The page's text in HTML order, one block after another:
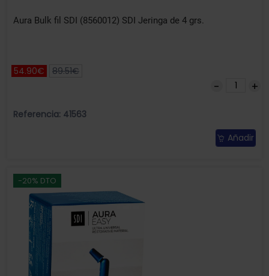
Aura Bulk fil SDI (8560012) SDI Jeringa de 4 grs.
54.90€ 89.51€
Referencia: 41563
Añadir
-20% DTO